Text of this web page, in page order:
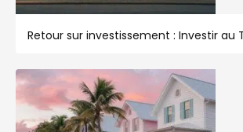
Retour sur investissement : Investir au